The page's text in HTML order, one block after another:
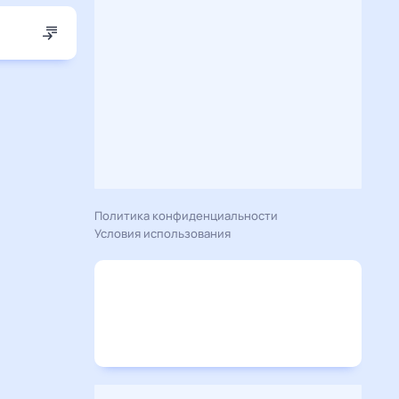
Политика конфиденциальности
Условия использования